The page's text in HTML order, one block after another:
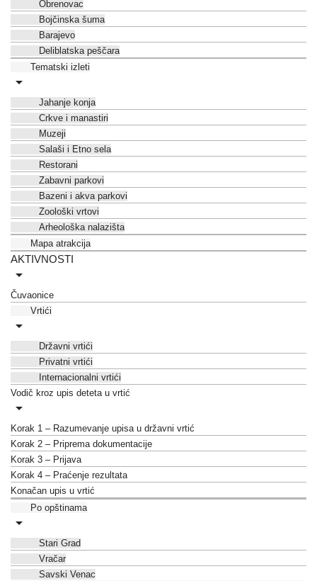
Obrenovac
Bojčinska šuma
Barajevo
Deliblatska peščara
Tematski izleti
Jahanje konja
Crkve i manastiri
Muzeji
Salaši i Etno sela
Restorani
Zabavni parkovi
Bazeni i akva parkovi
Zoološki vrtovi
Arheološka nalazišta
Mapa atrakcija
AKTIVNOSTI
Čuvaonice
Vrtići
Državni vrtići
Privatni vrtići
Internacionalni vrtići
Vodič kroz upis deteta u vrtić
Korak 1 – Razumevanje upisa u državni vrtić
Korak 2 – Priprema dokumentacije
Korak 3 – Prijava
Korak 4 – Praćenje rezultata
Konačan upis u vrtić
Po opštinama
Stari Grad
Vračar
Savski Venac